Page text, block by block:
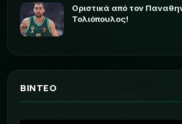
Οριστικά από τον
Τολιόπουλος!
ΒΙΝΤΕΟ